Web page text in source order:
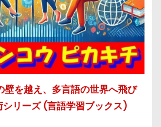
壁を越え、多言語の世界へ飛び
リーズ (言語学習ブックス)